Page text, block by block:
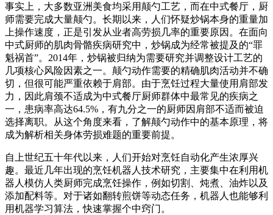
事实上，大多数亚洲美食均采用颠勺工艺，而在中式餐厅，厨
师需要完成大量颠勺。长期以来，人们怀疑炒锅本身的重量加
上操作速度，正是引发从业者高劳损几率的重要原因。在面向
中式厨师的肌肉骨骼疾病研究中，炒锅成为经常被提及的“罪
魁祸首”。2014年，炒锅被归纳为需要研究并调整设计工艺的
几项核心风险因素之一。颠勺动作需要的精确肌肉活动并不确
切，但很可能严重依赖于肩部。由于烹饪过程大量使用肩部发
力，因此肩颈不适成为中式餐厅厨师群体中最常见的疾病之
一，患病率高达64.5%，有九分之一的厨师因肩部不适而被迫
选择离职。从这个角度来看，了解颠勺动作中的基本原理，将
成为解析相关身体劳损难题的重要前提。
自上世纪五十年代以来，人们开始对烹饪自动化产生浓厚兴
趣。最近几年出现的烹饪机器人技术研究，主要集中在利用机
器人模仿人类厨师完成烹饪操作，例如切割、炖煮、油炸以及
添加配料等。对于诸如翻转煎饼等动态任务，机器人也能够利
用机器学习算法，快速掌握个中窍门。